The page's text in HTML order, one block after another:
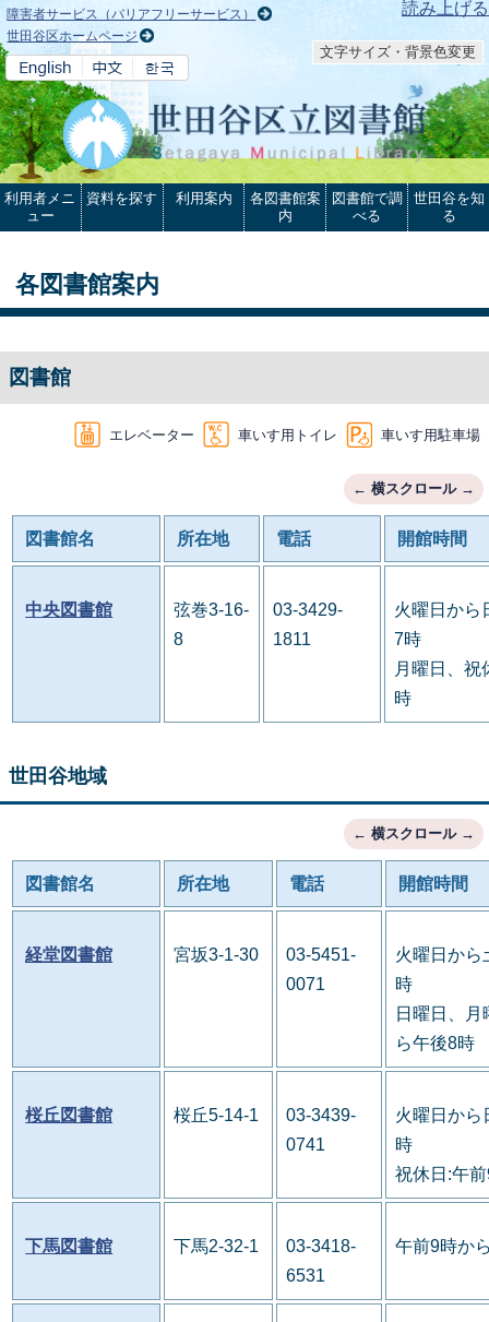
本文へ 読み上げる
障害者サービス（バリアフリーサービス）
世田谷区ホームページ
文字サイズ・背景色変更
利用者メニ
ュー
資料を探す 利用案内
各図書館案
内
図書館で調
べる
世田谷を知
る
各図書館案内
図書館
エレベーター 車いす用トイレ 車いす用駐車場
図書館名 所在地 電話 開館時間
中央図書館
弦巻3-16-
8
03-3429-
1811
火曜日から
7時
月曜日、祝
時
世田谷地域
図書館名 所在地 電話 開館時間
経堂図書館 宮坂3-1-30
03-5451-
0071
火曜日から
時
日曜日、
ら午後8時
桜丘図書館 桜丘5-14-1
03-3439-
0741
火曜日から
時
祝休日:午
下馬図書館 下馬2-32-1
03-3418-
6531
午前9時か